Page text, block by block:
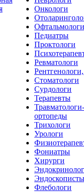
Онкологи
Офтальмологи
Педиатры
Проктологи
Ревматологи
Стоматологи
Сурдологи
Терапевты
Травматологи-
ортопеды
Трихологи
Урологи
Фониатры
Хирурги
Эндоскописты
Флебологи